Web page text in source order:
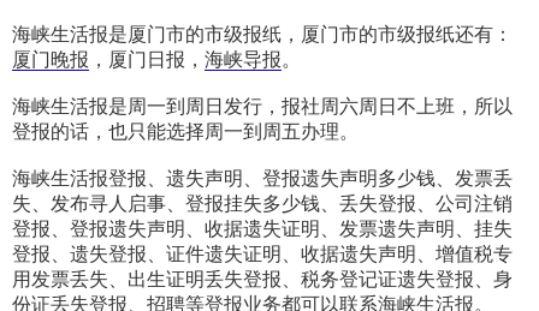
海峡生活报是厦门市的市级报纸，厦门市的市级报纸还有：
厦门晚报 ，厦门日报， 海峡导报。
海峡生活报是周一到周日发行，报社周六周日不上班，所以
登报的话，也只能选择周一到周五办理。
海峡生活报登报、遗失声明、登报遗失声明多少钱、发票丢
失、发布寻人启事、登报挂失多少钱、丢失登报、公司注销
登报、登报遗失声明、收据遗失证明、发票遗失声明、挂失
登报、遗失登报、证件遗失证明、收据遗失声明、增值税专
用发票丢失、出生证明丢失登报、税务登记证遗失登报、身
份证丢失登报、招聘等登报业务都可以联系海峡生活报。